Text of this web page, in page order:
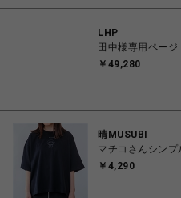
LHP
田中様専用ページ
￥49,280
晴MUSUBI
マチコさんシン
￥4,290